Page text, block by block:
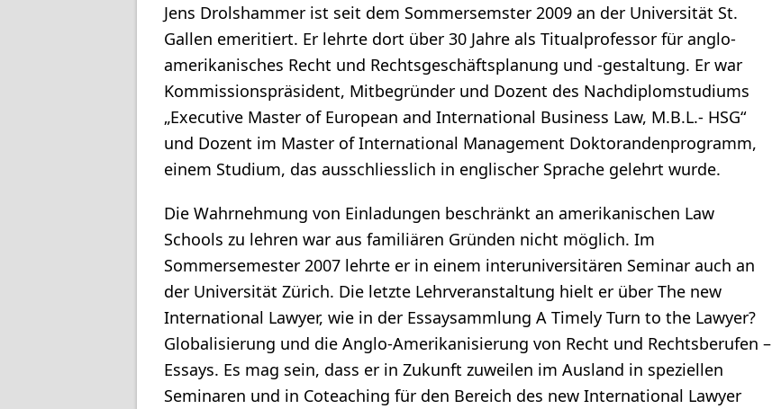
Jens Drolshammer ist seit dem Sommersemster 2009 an der Universität St.
Gallen emeritiert. Er lehrte dort über 30 Jahre als Titualprofessor für anglo-
amerikanisches Recht und Rechtsgeschäftsplanung und -gestaltung. Er war
Kommissionspräsident, Mitbegründer und Dozent des Nachdiplomstudiums
„Executive Master of European and International Business Law, M.B.L.- HSG“
und Dozent im Master of International Management Doktorandenprogramm,
einem Studium, das ausschliesslich in englischer Sprache gelehrt wurde.
Die Wahrnehmung von Einladungen beschränkt an amerikanischen Law
Schools zu lehren war aus familiären Gründen nicht möglich. Im
Sommersemester 2007 lehrte er in einem interuniversitären Seminar auch an
der Universität Zürich. Die letzte Lehrveranstaltung hielt er über The new
International Lawyer, wie in der Essaysammlung A Timely Turn to the Lawyer?
Globalisierung und die Anglo-Amerikanisierung von Recht und Rechtsberufen –
Essays. Es mag sein, dass er in Zukunft zuweilen im Ausland in speziellen
Seminaren und in Coteaching für den Bereich des new International Lawyer